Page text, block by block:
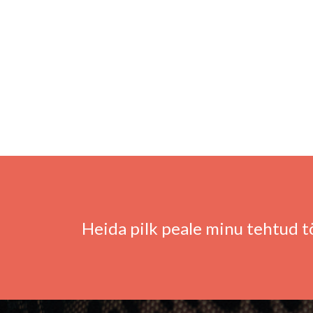
Heida pilk peale minu tehtud